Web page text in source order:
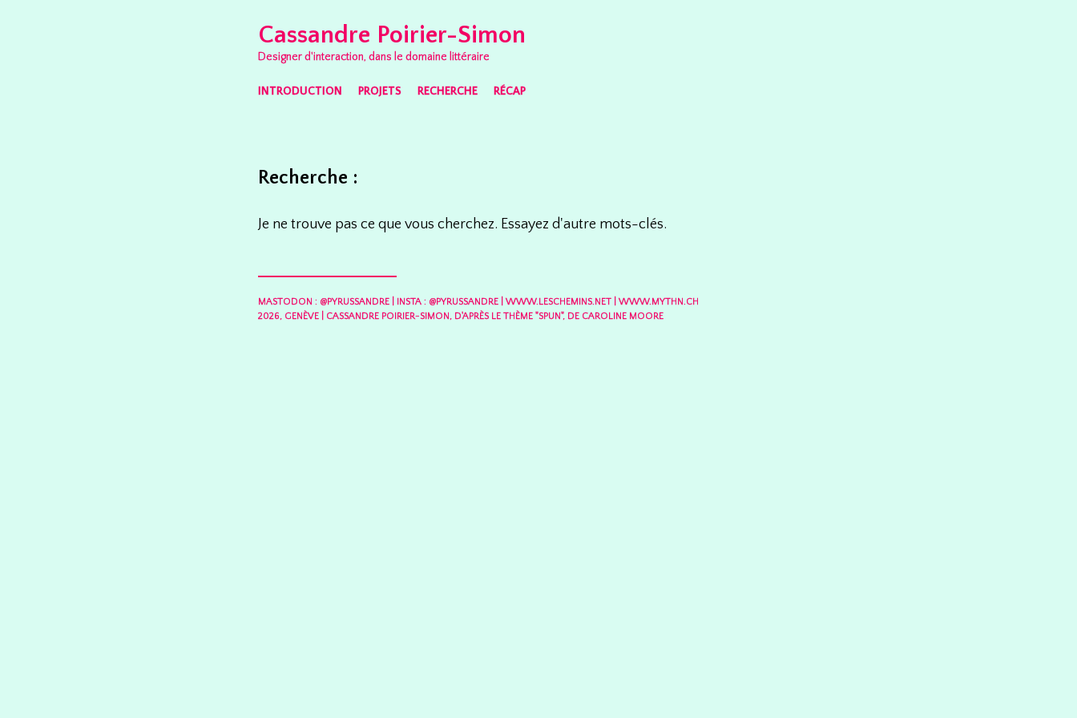
Cassandre Poirier-Simon
Designer d'interaction, dans le domaine littéraire
SKIP TO CONTENT
INTRODUCTION PROJETS RECHERCHE RÉCAP
Recherche :
Je ne trouve pas ce que vous cherchez. Essayez d'autre mots-clés.
MASTODON : @PYRUSSANDRE INSTA : @PYRUSSANDRE WWW.LESCHEMINS.NET
WWW.MYTHN.CH
2026, GENÈVE
CASSANDRE POIRIER-SIMON, D'APRÈS LE THÈME "SPUN", DE CAROLINE MOORE